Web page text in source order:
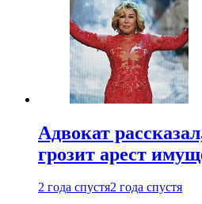
Адвокат
грозит арест
2 года спустя2 года спустя